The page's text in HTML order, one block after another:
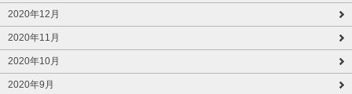
2020年12月
2020年11月
2020年10月
2020年9月